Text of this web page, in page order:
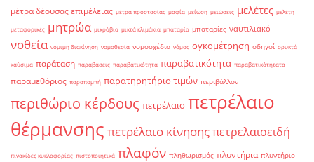
μέτρα δέουσας επιμέλειας μέτρα προστασίας μαφία μείωση μειώσεις μελέτες μελέτη
μεταφορικές μητρώα μικρόβια μικτά κλιμάκια μπαταρία μπαταρίες ναυτιλιακό
νοθεία νομιμη διακίνηση νομοθεσία νομοσχέδιο νόμος ογκομέτρηση οδηγοί ορυκτά
καύσιμα παράταση παραβάσεις παραβάτικότητα παραβατικότητα παραβατικότητατα
παραμεθόριος παραπομπή παρατηρητήριο τιμών περιβάλλον
περιθώριο κέρδους πετρέλαιο πετρέλαιο
θέρμανσης πετρέλαιο κίνησηςπετρελαιοειδή
πινακίδες κυκλοφορίας πιστοποιητικά πλαφόν πληθωρισμός πλυντήρια πλυντήριο